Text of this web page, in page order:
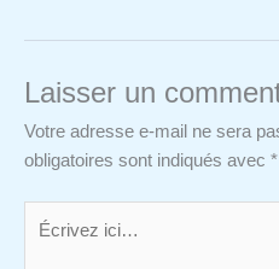
Laisser un
Votre adresse e-mail ne sera
obligatoires sont indiqués avec *